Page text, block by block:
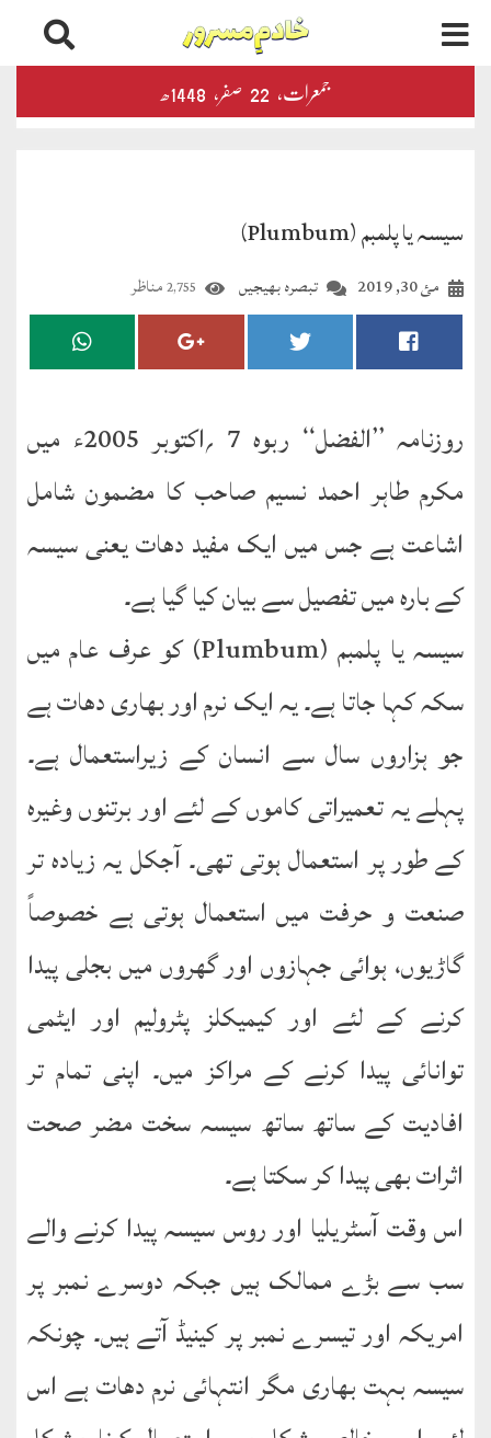
جمعرات‬‮، 22صفر‬،
و
ڈائجسٹ
الفضل
انٹرنیشنل
احمدیہ
انصارالدین
طارق
ھوالشافی
اسماعیل
دیگر
خطبات
عیدین
خطابات
تربیتی
نشست
ھوالشافی
کتب
انور
اردو
تعارف
کتاب
:
’’پردہ‘‘
سیسہ یا پلمبم (Plumbum)
تبصرہ بھیجیں مئ 30, 2019 2,755مناظر
روزنامہ ’’الفضل‘‘ ربوہ 7 ؍اکتوبر 2005ء میں
مکرم طاہر احمد نسیم صاحب کا مضمون شامل
اشاعت ہے جس میں ایک مفید دھات یعنی سیسہ
کے بارہ میں تفصیل سے بیان کیا گیا ہے۔
سیسہ یا پلمبم (Plumbum) کو عرف عام میں
سکہ کہا جاتا ہے۔ یہ ایک نرم اور بھاری دھات ہے
جو ہزاروں سال سے انسان کے زیراستعمال ہے۔
پہلے یہ تعمیراتی کاموں کے لئے اور برتنوں وغیرہ
کے طور پر استعمال ہوتی تھی۔ آجکل یہ زیادہ تر
صنعت و حرفت میں استعمال ہوتی ہے خصوصاً
گاڑیوں، ہوائی جہازوں اور گھروں میں بجلی پیدا
کرنے کے لئے اور کیمیکلز پٹرولیم اور ایٹمی
توانائی پیدا کرنے کے مراکز میں۔ اپنی تمام تر
افادیت کے ساتھ ساتھ سیسہ سخت مضر صحت
اثرات بھی پیدا کر سکتا ہے۔
اس وقت آسٹریلیا اور روس سیسہ پیدا کرنے والے
سب سے بڑے ممالک ہیں جبکہ دوسرے نمبر پر
امریکہ اور تیسرے نمبر پر کینیڈ آتے ہیں۔ چونکہ
سیسہ بہت بھاری مگر انتہائی نرم دھات ہے اس